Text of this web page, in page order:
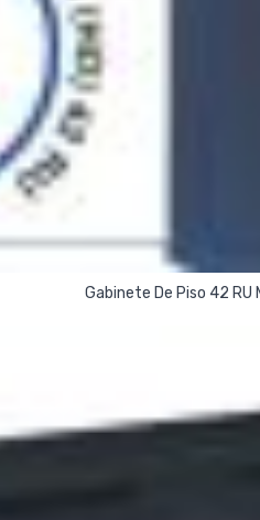
Gabinete De Piso 42 RU
Read